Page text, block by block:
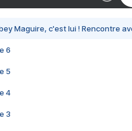
Maguire, c'est lui ! Rencontre
6
5
4
3